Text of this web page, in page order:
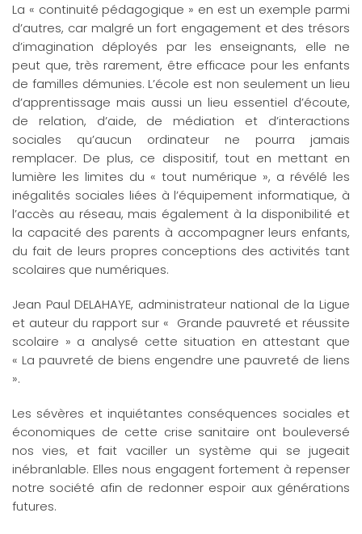
La « continuité pédagogique » en est un exemple parmi
d’autres, car malgré un fort engagement et des trésors
d’imagination déployés par les enseignants, elle ne
peut que, très rarement, être efficace pour les enfants
de familles démunies. L’école est non seulement un lieu
d’apprentissage mais aussi un lieu essentiel d’écoute,
de relation, d’aide, de médiation et d’interactions
sociales qu’aucun ordinateur ne pourra jamais
remplacer. De plus, ce dispositif, tout en mettant en
lumière les limites du « tout numérique », a révélé les
inégalités sociales liées à l’équipement informatique, à
l’accès au réseau, mais également à la disponibilité et
la capacité des parents à accompagner leurs enfants,
du fait de leurs propres conceptions des activités tant
scolaires que numériques.
Jean Paul DELAHAYE, administrateur national de la Ligue
et auteur du rapport sur « Grande pauvreté et réussite
scolaire » a analysé cette situation en attestant que
« La pauvreté de biens engendre une pauvreté de liens
».
Les sévères et inquiétantes conséquences sociales et
économiques de cette crise sanitaire ont bouleversé
nos vies, et fait vaciller un système qui se jugeait
inébranlable. Elles nous engagent fortement à repenser
notre société afin de redonner espoir aux générations
futures.